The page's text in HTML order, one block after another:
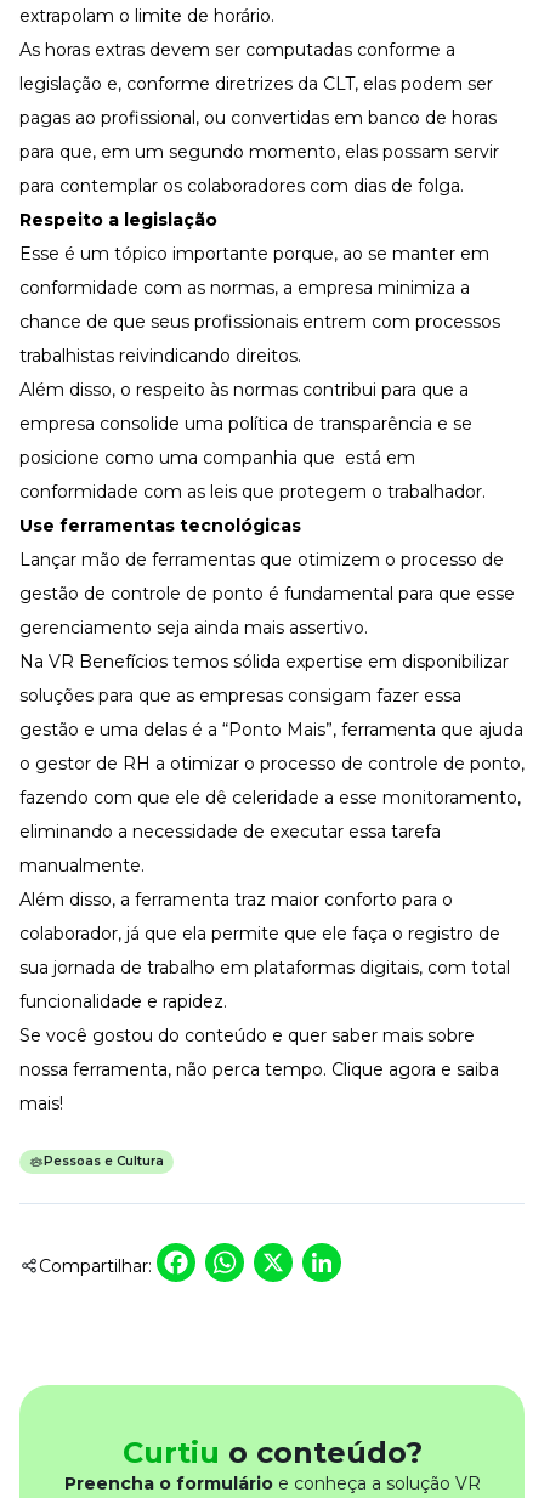
extrapolam o limite de horário.
As horas extras devem ser computadas conforme a
legislação e, conforme diretrizes da CLT, elas podem ser
pagas ao profissional, ou convertidas em banco de horas
para que, em um segundo momento, elas possam servir
para contemplar os colaboradores com dias de folga.
Respeito a legislação
Esse é um tópico importante porque, ao se manter em
conformidade com as normas, a empresa minimiza a
chance de que seus profissionais entrem com processos
trabalhistas reivindicando direitos.
Além disso, o respeito às normas contribui para que a
empresa consolide uma política de transparência e se
posicione como uma companhia que está em
conformidade com as leis que protegem o trabalhador.
Use ferramentas tecnológicas
Lançar mão de ferramentas que otimizem o processo de
gestão de controle de ponto é fundamental para que esse
gerenciamento seja ainda mais assertivo.
Na VR Benefícios temos sólida expertise em disponibilizar
soluções para que as empresas consigam fazer essa
gestão e uma delas é a “Ponto Mais”, ferramenta que ajuda
o gestor de RH a otimizar o processo de controle de ponto,
fazendo com que ele dê celeridade a esse monitoramento,
eliminando a necessidade de executar essa tarefa
manualmente.
Além disso, a ferramenta traz maior conforto para o
colaborador, já que ela permite que ele faça o registro de
sua jornada de trabalho em plataformas digitais, com total
funcionalidade e rapidez.
Se você gostou do conteúdo e quer saber mais sobre
nossa ferramenta, não perca tempo. Clique agora e saiba
mais!
Pessoas e Cultura
Compartilhar: Facebook
WhatsApp
X
Curtiu o conteúdo?
Preencha o formulárioe conheça a solução VR